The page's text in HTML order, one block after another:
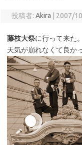
投稿者: Akira 2007/
藤枝大祭に行って来た。
天気が崩れなくて良か